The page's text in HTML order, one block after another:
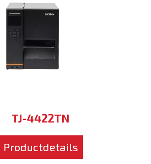
TJ-4422TN
Productdetails